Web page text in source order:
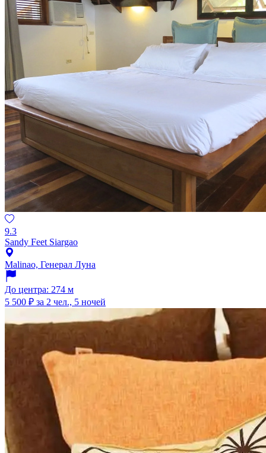
9.3
Sandy Feet Siargao
Malinao, Генерал Луна
До центра: 274 м
5 500 ₽ за 2 чел., 5 ночей